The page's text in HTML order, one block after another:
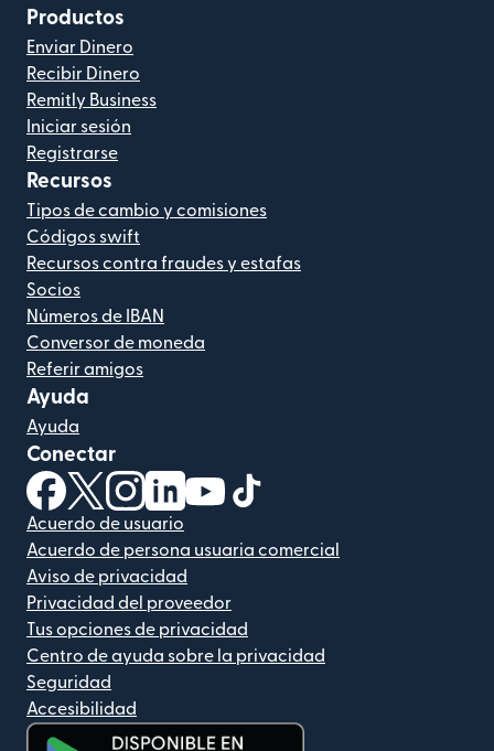
Productos
Enviar Dinero
Recibir Dinero
Remitly Business
Iniciar sesión
Registrarse
Recursos
Tipos de cambio y comisiones
Códigos swift
Recursos contra fraudes y estafas
Socios
Números de IBAN
Conversor de moneda
Referir amigos
Ayuda
Ayuda
Conectar
(se abre en una ventana nueva)
(se abre en una ventana nueva)
(se abre en una ventana nueva)
(se abre en una ventana nueva)
(se abre en una ventana nueva)
Acuerdo de usuario
Acuerdo de persona usuaria comercial
Aviso de privacidad
Privacidad del proveedor
Tus opciones de privacidad
Centro de ayuda sobre la privacidad
Seguridad
Accesibilidad